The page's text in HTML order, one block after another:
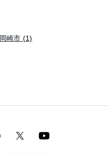
岡崎市 (1)